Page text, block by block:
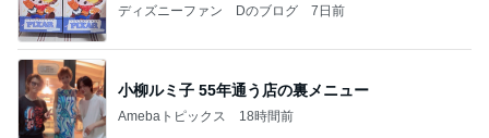
ディズニーファン Dのブログ 7日前
小柳ルミ子 55年通う店の裏メニュー
Amebaトピックス 18時間前